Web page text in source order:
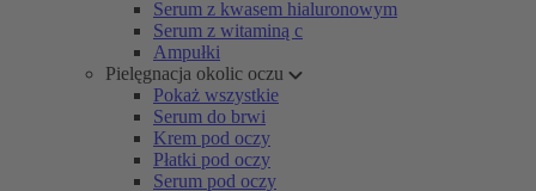
Serum z kwasem hialuronowym
Serum z witaminą c
Ampułki
Pielęgnacja okolic oczu
Pokaż wszystkie
Serum do brwi
Krem pod oczy
Płatki pod oczy
Serum pod oczy